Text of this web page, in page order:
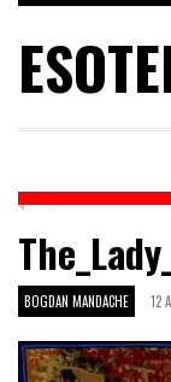
BOGDAN MANDACHE 12